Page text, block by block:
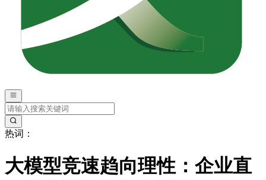
热词：
大模型竞速趋向理性：企业直